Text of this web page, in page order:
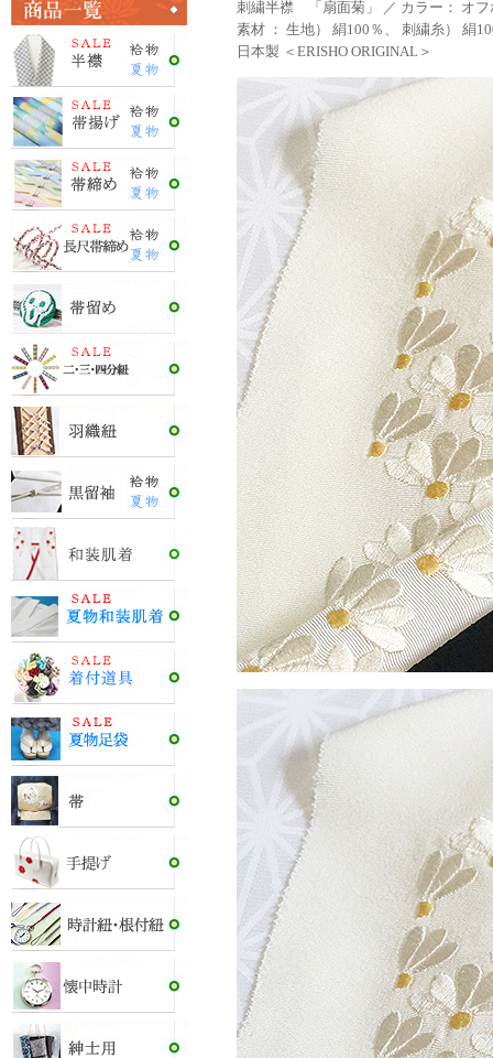
刺繍半襟 「扇面菊」 ／ カラー： オフ
素材 ： 生地） 絹100％、 刺繍糸） 絹
日本製 ＜ERISHO ORIGINAL＞